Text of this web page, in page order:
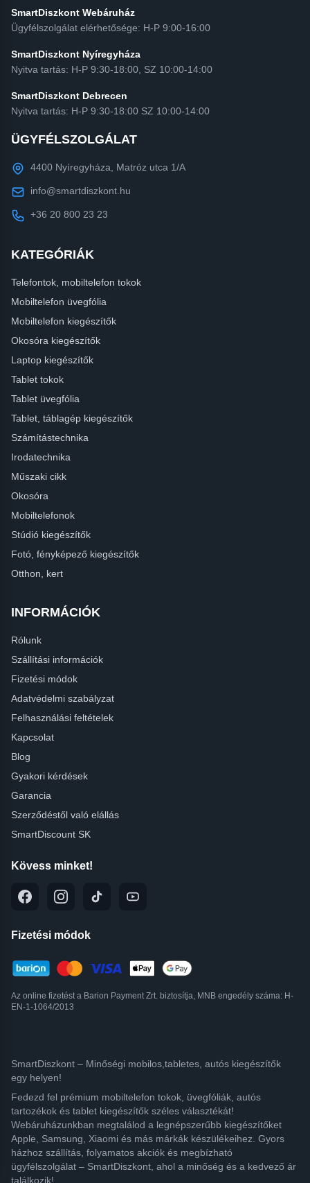
SmartDiszkont Webáruház
Ügyfélszolgálat elérhetősége: H-P 9:00-16:00
SmartDiszkont Nyíregyháza
Nyitva tartás: H-P 9:30-18:00, SZ 10:00-14:00
SmartDiszkont Debrecen
Nyitva tartás: H-P 9:30-18:00 SZ 10:00-14:00
ÜGYFÉLSZOLGÁLAT
4400 Nyíregyháza, Matróz utca 1/A
info@smartdiszkont.hu
+36 20 800 23 23
KATEGÓRIÁK
Telefontok, mobiltelefon tokok
Mobiltelefon üvegfólia
Mobiltelefon kiegészítők
Okosóra kiegészítők
Laptop kiegészítők
Tablet tokok
Tablet üvegfólia
Tablet, táblagép kiegészítők
Számítástechnika
Irodatechnika
Műszaki cikk
Okosóra
Mobiltelefonok
Stúdió kiegészítők
Fotó, fényképező kiegészítők
Otthon, kert
INFORMÁCIÓK
Rólunk
Szállítási információk
Fizetési módok
Adatvédelmi szabályzat
Felhasználási feltételek
Kapcsolat
Blog
Gyakori kérdések
Garancia
Szerződéstől való elállás
SmartDiscount SK
Kövess minket!
Fizetési módok
Az online fizetést a Barion Payment Zrt. biztosítja, MNB engedély száma: H-
EN-1-1064/2013
SmartDiszkont – Minőségi mobilos,tabletes, autós kiegészítők
egy helyen!
Fedezd fel prémium mobiltelefon tokok, üvegfóliák, autós
tartozékok és tablet kiegészítők széles választékát!
Webáruházunkban megtalálod a legnépszerűbb kiegészítőket
Apple, Samsung, Xiaomi és más márkák készülékeihez. Gyors
házhoz szállítás, folyamatos akciók és megbízható
ügyfélszolgálat – SmartDiszkont, ahol a minőség és a kedvező ár
találkozik!